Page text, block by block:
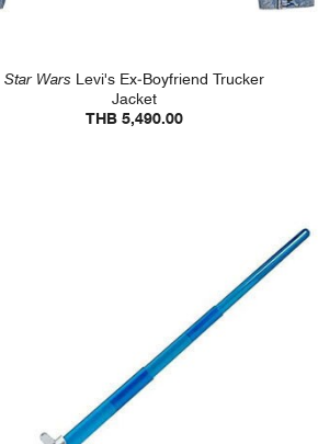
Star Wars Levi's Ex-Boyfriend Trucker
Jacket
THB 5,490.00